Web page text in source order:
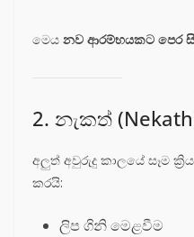
මෙය නව ආරම්භයකට පෙර
2. නැකත්
අලුත් අවුරුදු කාලයේ සෑම
කරයි:
ලිප ගිනි මෙළවීම